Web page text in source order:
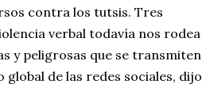
contra los tutsis. Tres
verbal todavía nos rodea
y peligrosas que se transmiten
global de las redes sociales, dijo